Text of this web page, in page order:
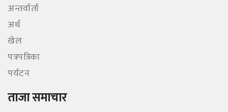
अन्तर्वार्ता
अर्थ
खेल
पत्रपत्रिका
पर्यटन
ताजा समाचार